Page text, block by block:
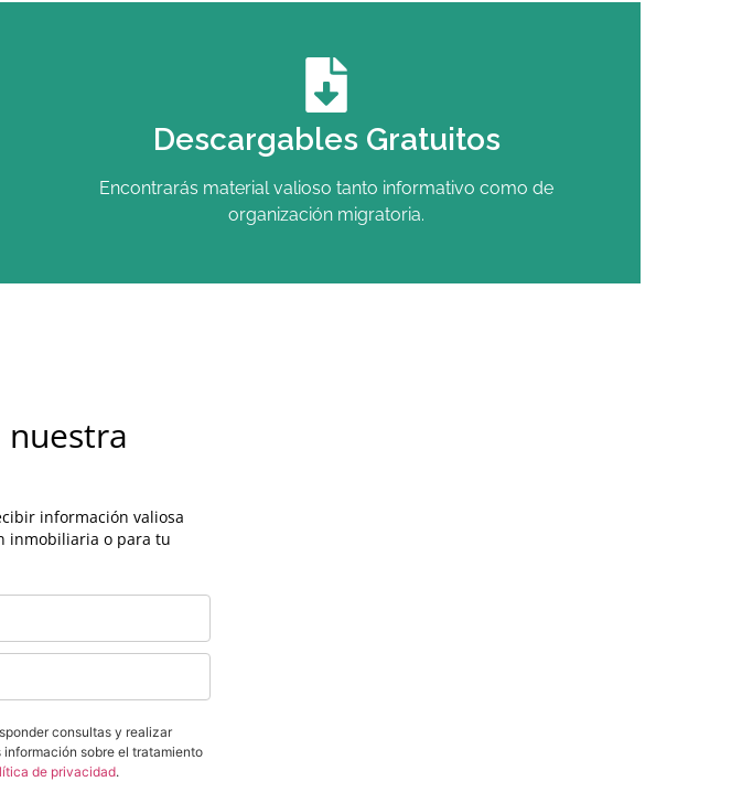
Descargables Gratuitos
Encontrarás material valioso tanto informativo como de
organización migratoria.
nuestra
información valiosa
inmobiliaria o para tu
consultas y realizar
sobre el tratamiento
de privacidad.